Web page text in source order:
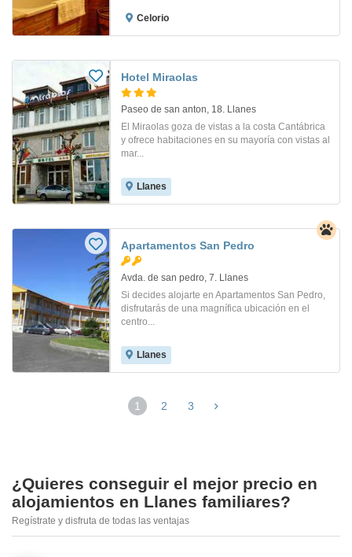
Celorio
Hotel Miraolas
Paseo de san anton, 18. Llanes
El Miraolas goza de vistas a la costa Cantábrica
y ofrece habitaciones en su mayoría con vistas al
mar...
Llanes
Apartamentos San Pedro
Avda. de san pedro, 7. Llanes
Si decides alojarte en Apartamentos San Pedro,
disfrutarás de una magnífica ubicación en el
centro...
Llanes
1 2 3
¿Quieres conseguir el mejor precio en
alojamientos en Llanes familiares?
Regístrate y disfruta de todas las ventajas